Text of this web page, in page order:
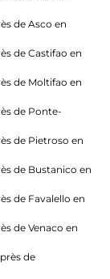
de Asco en
de Castifao en
de Moltifao en
de Ponte-
de Pietroso en
de Bustanico en
de Favalello en
de Venaco en
de